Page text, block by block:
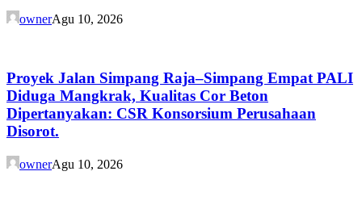
ownerAgu 10, 2026
Proyek Jalan Simpang Raja–Simpang Empat PALI
Diduga Mangkrak, Kualitas Cor Beton
Dipertanyakan: CSR Konsorsium Perusahaan
Disorot.
ownerAgu 10, 2026